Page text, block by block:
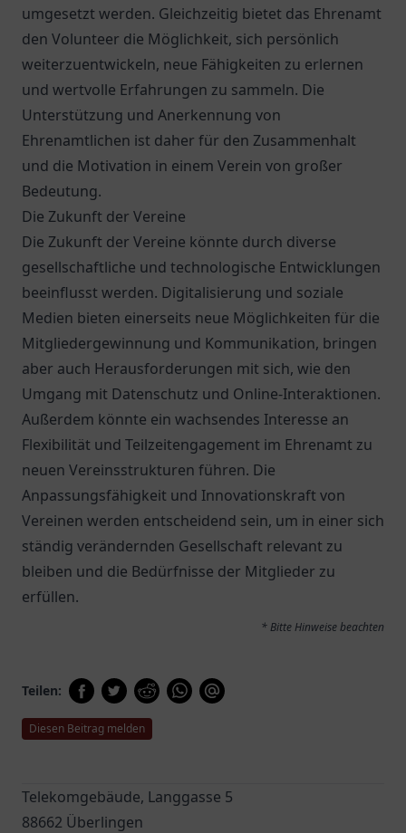
umgesetzt werden. Gleichzeitig bietet das Ehrenamt
den Volunteer die Möglichkeit, sich persönlich
weiterzuentwickeln, neue Fähigkeiten zu erlernen
und wertvolle Erfahrungen zu sammeln. Die
Unterstützung und Anerkennung von
Ehrenamtlichen ist daher für den Zusammenhalt
und die Motivation in einem Verein von großer
Bedeutung.
Die Zukunft der Vereine
Die Zukunft der Vereine könnte durch diverse
gesellschaftliche und technologische Entwicklungen
beeinflusst werden. Digitalisierung und soziale
Medien bieten einerseits neue Möglichkeiten für die
Mitgliedergewinnung und Kommunikation, bringen
aber auch Herausforderungen mit sich, wie den
Umgang mit Datenschutz und Online-Interaktionen.
Außerdem könnte ein wachsendes Interesse an
Flexibilität und Teilzeitengagement im Ehrenamt zu
neuen Vereinsstrukturen führen. Die
Anpassungsfähigkeit und Innovationskraft von
Vereinen werden entscheidend sein, um in einer sich
ständig verändernden Gesellschaft relevant zu
bleiben und die Bedürfnisse der Mitglieder zu
erfüllen.
* Bitte Hinweise beachten
Teilen:
Diesen Beitrag melden
Telekomgebäude, Langgasse 5
88662 Überlingen